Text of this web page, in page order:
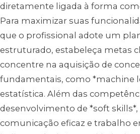
diretamente ligada à forma
Para maximizar suas
que o profissional adote um
estruturado, estabeleça metas
concentre na aquisição de
fundamentais, como *machine
estatística. Além das
desenvolvimento de *soft
comunicação eficaz e trabalho